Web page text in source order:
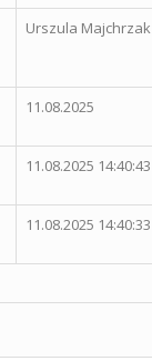
Urszula Majchrzak
11.08.2025
11.08.2025 14:40:43
11.08.2025 14:40:33